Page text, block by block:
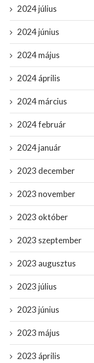
2024 július
2024 június
2024 május
2024 április
2024 március
2024 február
2024 január
2023 december
2023 november
2023 október
2023 szeptember
2023 augusztus
2023 július
2023 június
2023 május
2023 április